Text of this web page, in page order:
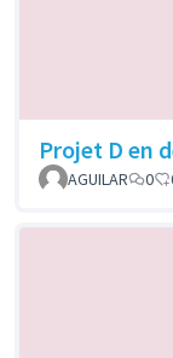
Projet D en
AGUILAR 0